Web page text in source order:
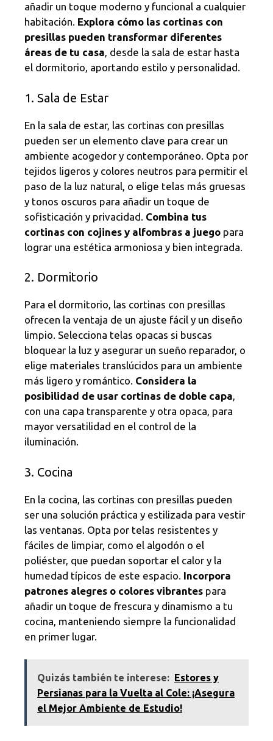
añadir un toque moderno y funcional a cualquier
habitación. Explora cómo las cortinas con
presillas pueden transformar diferentes
áreas de tu casa, desde la sala de estar hasta
el dormitorio, aportando estilo y personalidad.
1. Sala de Estar
En la sala de estar, las cortinas con presillas
pueden ser un elemento clave para crear un
ambiente acogedor y contemporáneo. Opta por
tejidos ligeros y colores neutros para permitir el
paso de la luz natural, o elige telas más gruesas
y tonos oscuros para añadir un toque de
sofisticación y privacidad. Combina tus
cortinas con cojines y alfombras a juego para
lograr una estética armoniosa y bien integrada.
2. Dormitorio
Para el dormitorio, las cortinas con presillas
ofrecen la ventaja de un ajuste fácil y un diseño
limpio. Selecciona telas opacas si buscas
bloquear la luz y asegurar un sueño reparador, o
elige materiales translúcidos para un ambiente
más ligero y romántico. Considera la
posibilidad de usar cortinas de doble capa,
con una capa transparente y otra opaca, para
mayor versatilidad en el control de la
iluminación.
3. Cocina
En la cocina, las cortinas con presillas pueden
ser una solución práctica y estilizada para vestir
las ventanas. Opta por telas resistentes y
fáciles de limpiar, como el algodón o el
poliéster, que puedan soportar el calor y la
humedad típicos de este espacio. Incorpora
patrones alegres o colores vibrantes para
añadir un toque de frescura y dinamismo a tu
cocina, manteniendo siempre la funcionalidad
en primer lugar.
Quizás también te interese:
Estores y
Persianas para la Vuelta al Cole: ¡Asegura
el Mejor Ambiente de Estudio!